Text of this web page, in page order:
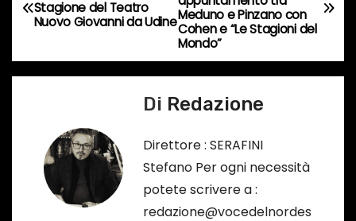
r
…
a
i
Meduno e Pinzano con
Cohen e “Le Stagioni del
Mondo”
Stagione del Teatro
Nuovo Giovanni da Udine
Di Redazione
Direttore : SERAFINI
Stefano Per ogni necessità
potete scrivere a :
redazione@vocedelnordes